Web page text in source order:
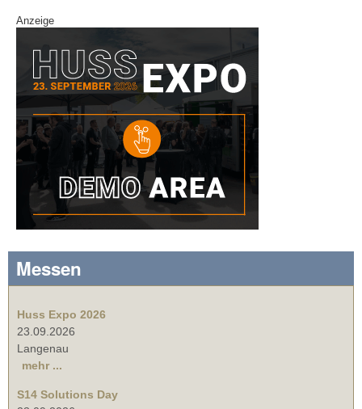
Anzeige
Messen
Huss Expo 2026
23.09.2026
Langenau
mehr ...
S14 Solutions Day